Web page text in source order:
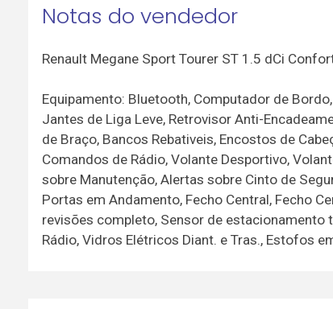
Notas do vendedor
Renault Megane Sport Tourer ST 1.5 dCi
Equipamento: Bluetooth, Computador de
Jantes de Liga Leve, Retrovisor Anti-
de Braço, Bancos Rebativeis, Encostos de
Comandos de Rádio, Volante Desportivo,
sobre Manutenção, Alertas sobre Cinto de
Portas em Andamento, Fecho Central, Fecho
revisões completo, Sensor de estacionamento
Rádio, Vidros Elétricos Diant. e Tras., Estofos